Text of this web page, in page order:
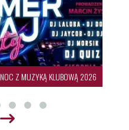
Z MUZYKĄ KLUBOWĄ 2026